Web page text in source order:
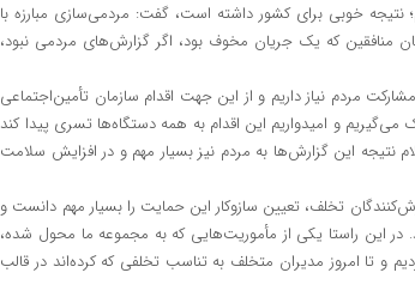
نتیجه خوبی برای کشور داشته است، گفت: مردمی‌سازی مبارزه با
منافقین که یک جریان مخوف بود، اگر گزارش‌های مردمی نبود،
مردم نیاز داریم و از این جهت اقدام سازمان تأمین‌اجتماعی
و امیدواریم این اقدام به همه دستگاه‌ها تسری پیدا کند
نتیجه این گزارش‌ها به مردم نیز بسیار مهم و در افزایش سلامت
تخلف، تعیین سازوکار این حمایت را بسیار مهم دانست و
در این راستا یکی از مأموریت‌هایی که به مجموعه ما محول شده،
و تا امروز مدیران متخلف به تناسب تخلفی که کرده‌اند در قالب